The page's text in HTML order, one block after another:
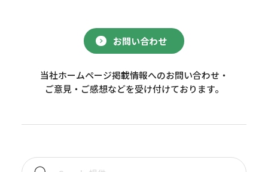
お問い合わせ
当社ホームページ掲載情報へのお問い合わせ・
ご意見・ご感想などを受け付けております。